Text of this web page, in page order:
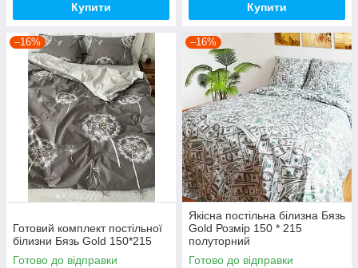
Купити Купити
–16%
Готовий комплект постільної
білизни Бязь Gold 150*215
Готово до відправки
–16%
Якісна постільна білизна Бязь
Gold Розмір 150 * 215
полуторний
Готово до відправки